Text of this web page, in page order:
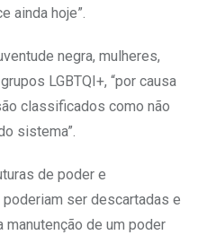
ainda hoje”.
negra, mulheres,
LGBTQI+, “por causa
classificados como não
sistema”.
de poder e
ser descartadas e
de um poder